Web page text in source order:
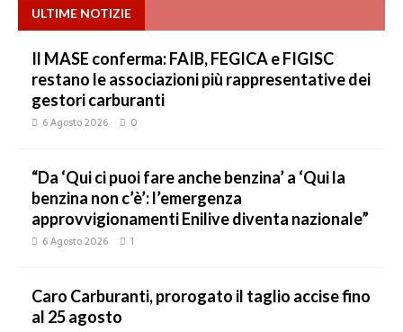
ULTIME NOTIZIE
Il MASE conferma: FAIB, FEGICA e FIGISC
restano le associazioni più rappresentative dei
gestori carburanti
6 Agosto 2026 0
“Da ‘Qui ci puoi fare anche benzina’ a ‘Qui la
benzina non c’è’: l’emergenza
approvvigionamenti Enilive diventa nazionale”
6 Agosto 2026 1
Caro Carburanti, prorogato il taglio accise fino
al 25 agosto